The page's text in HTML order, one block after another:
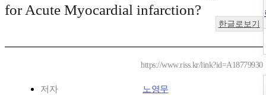
for Acute Myocardial infarction?
한글로보기
https://www.riss.kr/link?id=A18779930
저자
노영무